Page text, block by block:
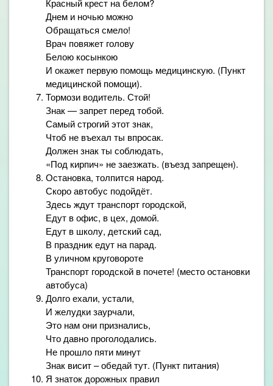
Красный крест на белом?
Днем и ночью можно
Обращаться смело!
Врач повяжет голову
Белою косынкою
И окажет первую помощь медицинскую. (Пункт
медицинской помощи).
Тормози водитель. Стой!
Знак — запрет перед тобой.
Самый строгий этот знак,
Чтоб не въехал ты впросак.
Должен знак ты соблюдать,
«Под кирпич» не заезжать. (въезд запрещен).
Остановка, толпится народ.
Скоро автобус подойдёт.
Здесь ждут транспорт городской,
Едут в офис, в цех, домой.
Едут в школу, детский сад,
В праздник едут на парад.
В уличном круговороте
Транспорт городской в почете! (место остановки
автобуса)
Долго ехали, устали,
И желудки заурчали,
Это нам они признались,
Что давно проголодались.
Не прошло пяти минут
Знак висит – обедай тут. (Пункт питания)
Я знаток дорожных правил